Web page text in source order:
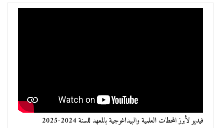
فيديو لأبرز المحطات العلمية والبيداغوجية بالمعهد للسنة 2024-2025